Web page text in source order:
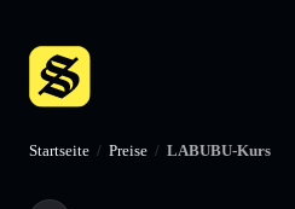
Startseite / Preise / LABUBU-Kurs